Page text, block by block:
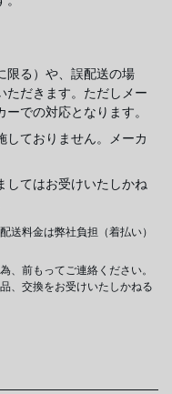
限る）や、誤配送の場
ただきます。ただしメー
での対応となります。
しておりません。メーカ
してはお受けいたしかね
送料金は弊社負担（着払い）
、前もってご連絡ください。
、交換をお受けいたしかねる